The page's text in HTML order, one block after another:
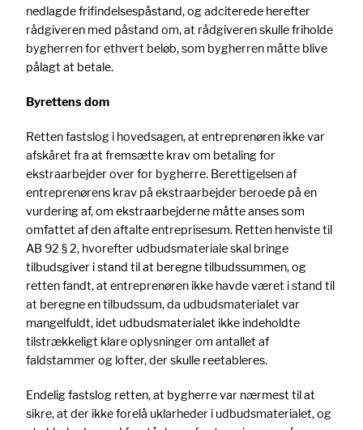
nedlagde frifindelsespåstand, og adciterede herefter
rådgiveren med påstand om, at rådgiveren skulle friholde
bygherren for ethvert beløb, som bygherren måtte blive
pålagt at betale.
Byrettens dom
Retten fastslog i hovedsagen, at entreprenøren ikke var
afskåret fra at fremsætte krav om betaling for
ekstraarbejder over for bygherre. Berettigelsen af
entreprenørens krav på ekstraarbejder beroede på en
vurdering af, om ekstraarbejderne måtte anses som
omfattet af den aftalte entreprisesum. Retten henviste til
AB 92 § 2, hvorefter udbudsmateriale skal bringe
tilbudsgiver i stand til at beregne tilbudssummen, og
retten fandt, at entreprenøren ikke havde været i stand til
at beregne en tilbudssum, da udbudsmaterialet var
mangelfuldt, idet udbudsmaterialet ikke indeholdte
tilstrækkeligt klare oplysninger om antallet af
faldstammer og lofter, der skulle reetableres.
Endelig fastslog retten, at bygherre var nærmest til at
sikre, at der ikke forelå uklarheder i udbudsmaterialet, og